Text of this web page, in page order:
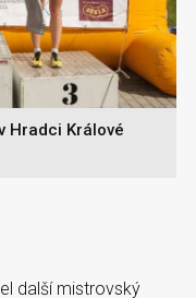
Hradci Králové
další mistrovský